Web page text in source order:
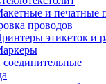
и печатные
проводов
этикеток и
соединительные